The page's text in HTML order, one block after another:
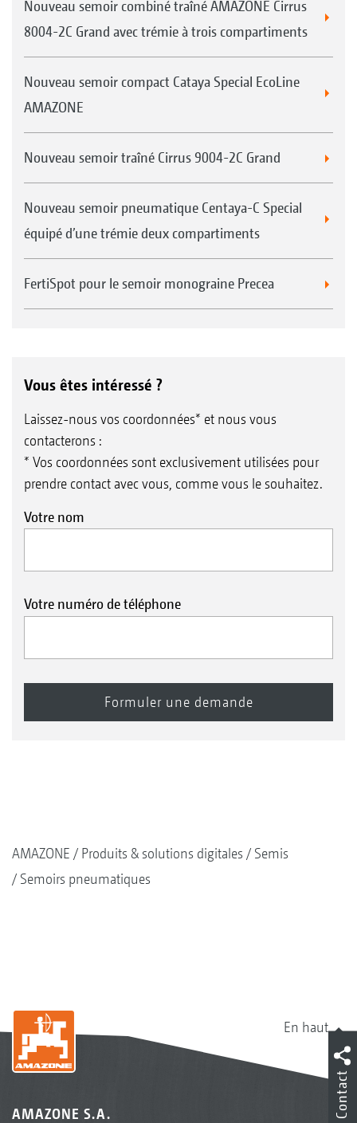
Nouveau semoir combiné traîné AMAZONE Cirrus
8004-2C Grand avec trémie à trois compartiments
Nouveau semoir compact Cataya Special EcoLine
AMAZONE
Nouveau semoir traîné Cirrus 9004-2C Grand
Nouveau semoir pneumatique Centaya-C Special
équipé d’une trémie deux compartiments
FertiSpot pour le semoir monograine Precea
Vous êtes intéressé ?
Laissez-nous vos coordonnées* et nous vous
contacterons :
* Vos coordonnées sont exclusivement utilisées pour
prendre contact avec vous, comme vous le souhaitez.
Votre nom
Votre numéro de téléphone
AMAZONE Produits & solutions digitales
Semis
Semoirs pneumatiques
En haut
AMAZONE S.A.
Contact